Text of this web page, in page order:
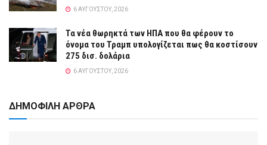
6 ΑΥΓΟΎΣΤΟΥ, 2026
Τα νέα θωρηκτά των ΗΠΑ που θα φέρουν το
όνομα του Τραμπ υπολογίζεται πως θα κοστίσουν
275 δισ. δολάρια
6 ΑΥΓΟΎΣΤΟΥ, 2026
ΔΗΜΟΦΙΛΗ ΑΡΘΡΑ